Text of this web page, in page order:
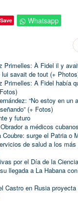
Save Whatsapp
Primelles: À Fidel il y
lui savait de tout (+
Primelles: A Fidel había
“No estoy en un
(+ Fotos)
y futuro
a médicos cubanos
Coubre: surge el Patria o
de salud a los
por el Día de la
llegada a La Habana
Castro en Rusia